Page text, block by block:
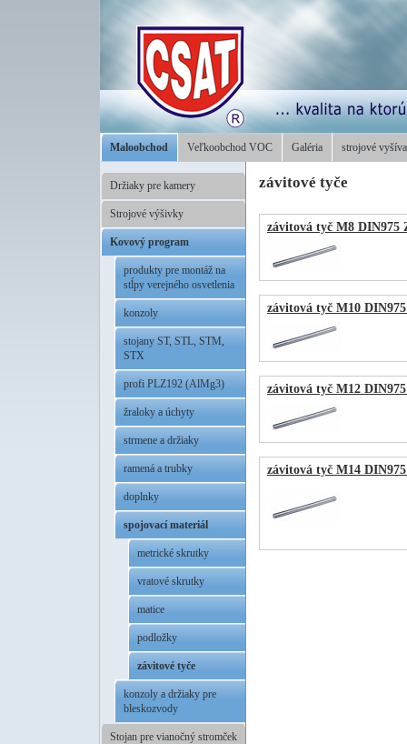
Maloobchod Veľkoobchod VOC Galéria strojové
Držiaky pre kamery
Strojové výšivky
Kovový program
produkty pre montáž na
stĺpy verejného osvetlenia
konzoly
stojany ST, STL, STM,
STX
profi PLZ192 (AlMg3)
žraloky a úchyty
strmene a držiaky
ramená a trubky
doplnky
spojovací materiál
metrické skrutky
vratové skrutky
matice
podložky
závitové tyče
konzoly a držiaky pre
bleskozvody
Stojan pre vianočný stromček
závitové tyče
závitová tyč M8 DIN975
závitová tyč M10
závitová tyč M12
závitová tyč M14